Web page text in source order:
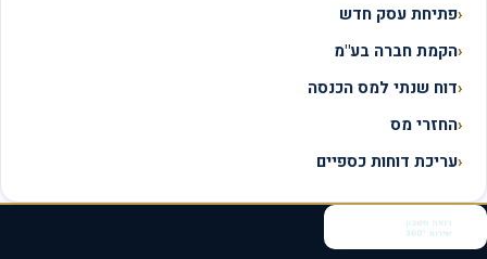
פתיחת עסק חדש
הקמת חברה בע"מ
דוח שנתי למס הכנסה
החזרי מס
עריכת דוחות כספיים